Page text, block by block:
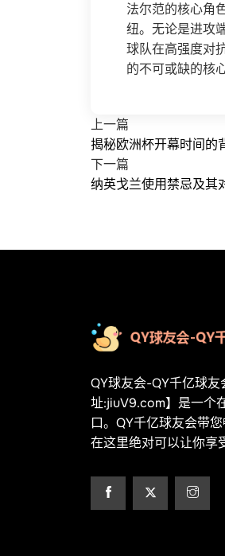
法尔范的核心角
纽。无论是进攻
球队在高强度对
的不可或缺的核
上一篇
揭秘欧洲杯开幕时间的
下一篇
纳英戈兰使用禁忌及其
QY球友会-QY千亿球
址:jiuV9.com】是一个
口。QY千亿球友会带
在这里绝对可以让你享